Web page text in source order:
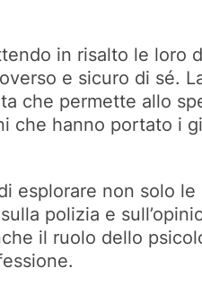
in risalto le loro
e sicuro di sé.
che permette allo
che hanno portato i
esplorare non solo
polizia e
il ruolo dello